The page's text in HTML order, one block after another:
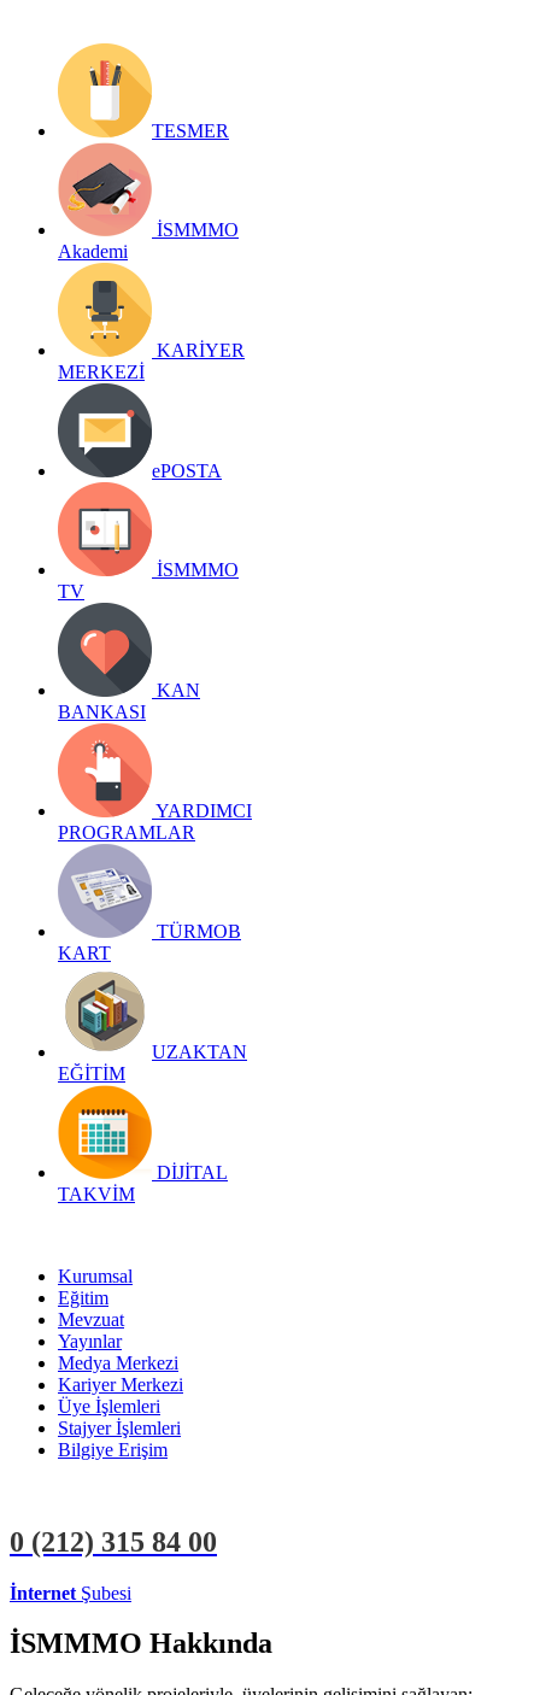
TESMER
İSMMMO
Akademi
KARİYER
MERKEZİ
ePOSTA
İSMMMO
TV
KAN
BANKASI
YARDIMCI
PROGRAMLAR
TÜRMOB
KART
UZAKTAN
EĞİTİM
DİJİTAL
TAKVİM
Kurumsal
Eğitim
Mevzuat
Yayınlar
Medya Merkezi
Kariyer Merkezi
Üye İşlemleri
Stajyer İşlemleri
Bilgiye Erişim
0 (212) 315 84 00
İnternet Şubesi
İSMMMO Hakkında